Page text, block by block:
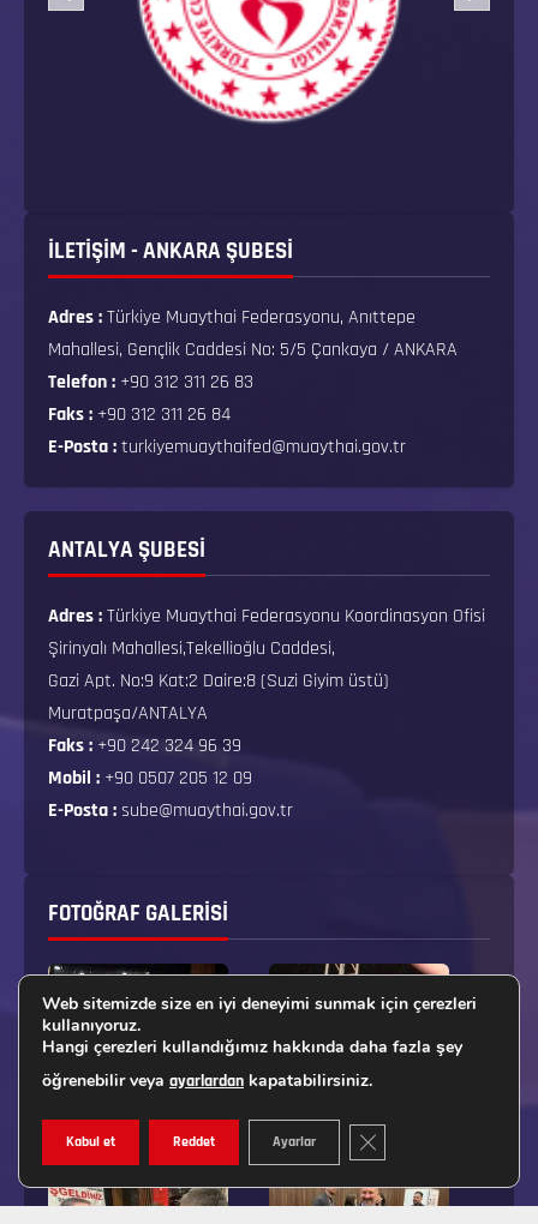
İLETİŞİM - ANKARA ŞUBESİ
Adres :Türkiye Muaythai Federasyonu, Anıttepe
Mahallesi, Gençlik Caddesi No: 5/5 Çankaya / ANKARA
Telefon : +90 312 311 26 83
Faks : +90 312 311 26 84
E-Posta :turkiyemuaythaifed@muaythai.gov.tr
ANTALYA ŞUBESİ
Adres :Türkiye Muaythai Federasyonu Koordinasyon Ofisi
Şirinyalı Mahallesi,Tekellioğlu Caddesi,
Gazi Apt. No:9 Kat:2 Daire:8 (Suzi Giyim üstü)
Muratpaşa/ANTALYA
Faks : +90 242 324 96 39
Mobil : +90 0507 205 12 09
E-Posta :sube@muaythai.gov.tr
FOTOĞRAF GALERISI
Web sitemizde size en iyi deneyimi sunmak için çerezleri
kullanıyoruz.
Hangi çerezleri kullandığımız hakkında daha fazla şey
öğrenebilir veya ayarlardan kapatabilirsiniz.
Kabul et Reddet Ayarlar GDPR ÇEREZ ŞERIDINI